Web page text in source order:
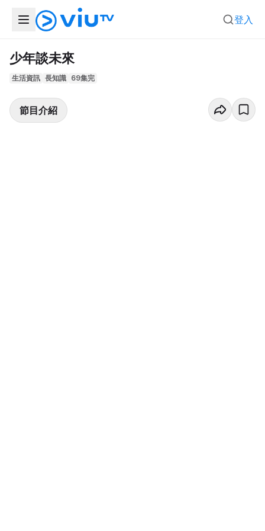
登入
少年談未來
生活資訊 長知識 69集完
節目介紹